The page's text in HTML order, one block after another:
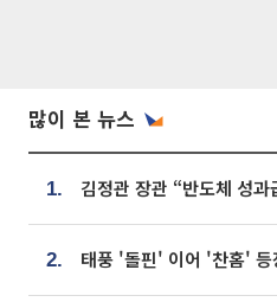
많이 본 뉴스
1.
2.